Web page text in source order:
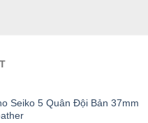
Seiko 5 Quân Đội Bản 37mm